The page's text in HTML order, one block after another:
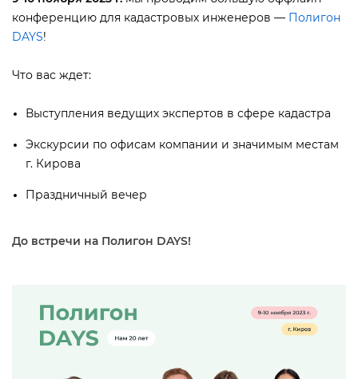
конференцию для кадастровых инженеров — Полигон
DAYS!
Что вас ждет:
ыступления ведущих экспертов в сфере кадастра
Экскурсии по офисам компании и значимым местам
. Кирова
Праздничный вечер
До встречи на Полигон DAYS!